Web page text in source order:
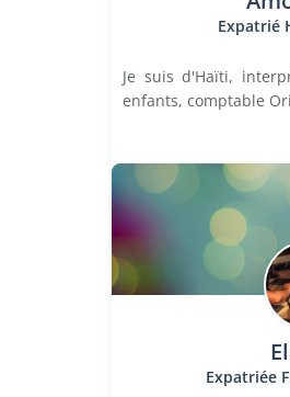
Expatrié
Je suis d'Haïti,
enfants, comptable
Expatriée